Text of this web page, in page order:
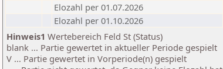
Elozahl per 01.07.2026
Elozahl per 01.10.2026
Hinweis1 Wertebereich Feld St (Status)
blank ... Partie gewertet in aktueller Periode gespielt
V ... Partie gewertet in Vorperiode(n) gespielt